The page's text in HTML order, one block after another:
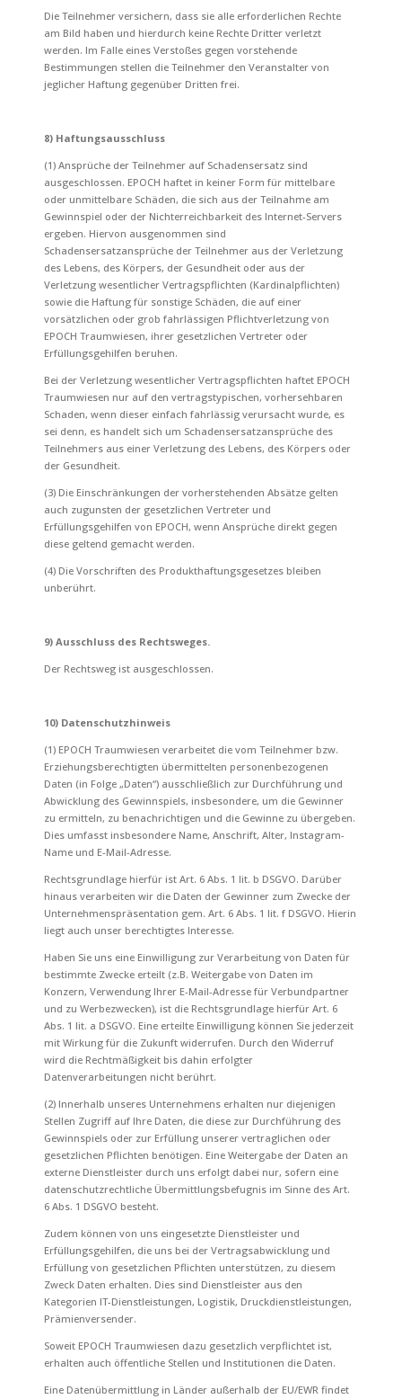
Die Teilnehmer versichern, dass sie alle erforderlichen Rechte
am Bild haben und hierdurch keine Rechte Dritter verletzt
werden. Im Falle eines Verstoßes gegen vorstehende
Bestimmungen stellen die Teilnehmer den Veranstalter von
jeglicher Haftung gegenüber Dritten frei.
8) Haftungsausschluss
(1) Ansprüche der Teilnehmer auf Schadensersatz sind
ausgeschlossen. EPOCH haftet in keiner Form für mittelbare
oder unmittelbare Schäden, die sich aus der Teilnahme am
Gewinnspiel oder der Nichterreichbarkeit des Internet-Servers
ergeben. Hiervon ausgenommen sind
Schadensersatzansprüche der Teilnehmer aus der Verletzung
des Lebens, des Körpers, der Gesundheit oder aus der
Verletzung wesentlicher Vertragspflichten (Kardinalpflichten)
sowie die Haftung für sonstige Schäden, die auf einer
vorsätzlichen oder grob fahrlässigen Pflichtverletzung von
EPOCH Traumwiesen, ihrer gesetzlichen Vertreter oder
Erfüllungsgehilfen beruhen.
Bei der Verletzung wesentlicher Vertragspflichten haftet EPOCH
Traumwiesen nur auf den vertragstypischen, vorhersehbaren
Schaden, wenn dieser einfach fahrlässig verursacht wurde, es
sei denn, es handelt sich um Schadensersatzansprüche des
Teilnehmers aus einer Verletzung des Lebens, des Körpers oder
der Gesundheit.
(3) Die Einschränkungen der vorherstehenden Absätze gelten
auch zugunsten der gesetzlichen Vertreter und
Erfüllungsgehilfen von EPOCH, wenn Ansprüche direkt gegen
diese geltend gemacht werden.
(4) Die Vorschriften des Produkthaftungsgesetzes bleiben
unberührt.
9) Ausschluss des Rechtsweges.
Der Rechtsweg ist ausgeschlossen.
10) Datenschutzhinweis
(1) EPOCH Traumwiesen verarbeitet die vom Teilnehmer bzw.
Erziehungsberechtigten übermittelten personenbezogenen
Daten (in Folge „Daten“) ausschließlich zur Durchführung und
Abwicklung des Gewinnspiels, insbesondere, um die Gewinner
zu ermitteln, zu benachrichtigen und die Gewinne zu übergeben.
Dies umfasst insbesondere Name, Anschrift, Alter, Instagram-
Name und E-Mail-Adresse.
Rechtsgrundlage hierfür ist Art. 6 Abs. 1 lit. b DSGVO. Darüber
hinaus verarbeiten wir die Daten der Gewinner zum Zwecke der
Unternehmenspräsentation gem. Art. 6 Abs. 1 lit. f DSGVO. Hierin
liegt auch unser berechtigtes Interesse.
Haben Sie uns eine Einwilligung zur Verarbeitung von Daten für
bestimmte Zwecke erteilt (z.B. Weitergabe von Daten im
Konzern, Verwendung Ihrer E-Mail-Adresse für Verbundpartner
und zu Werbezwecken), ist die Rechtsgrundlage hierfür Art. 6
Abs. 1 lit. a DSGVO. Eine erteilte Einwilligung können Sie jederzeit
mit Wirkung für die Zukunft widerrufen. Durch den Widerruf
wird die Rechtmäßigkeit bis dahin erfolgter
Datenverarbeitungen nicht berührt.
(2) Innerhalb unseres Unternehmens erhalten nur diejenigen
Stellen Zugriff auf Ihre Daten, die diese zur Durchführung des
Gewinnspiels oder zur Erfüllung unserer vertraglichen oder
gesetzlichen Pflichten benötigen. Eine Weitergabe der Daten an
externe Dienstleister durch uns erfolgt dabei nur, sofern eine
datenschutzrechtliche Übermittlungsbefugnis im Sinne des Art.
6 Abs. 1 DSGVO besteht.
Zudem können von uns eingesetzte Dienstleister und
Erfüllungsgehilfen, die uns bei der Vertragsabwicklung und
Erfüllung von gesetzlichen Pflichten unterstützen, zu diesem
Zweck Daten erhalten. Dies sind Dienstleister aus den
Kategorien IT-Dienstleistungen, Logistik, Druckdienstleistungen,
Prämienversender.
Soweit EPOCH Traumwiesen dazu gesetzlich verpflichtet ist,
erhalten auch öffentliche Stellen und Institutionen die Daten.
Eine Datenübermittlung in Länder außerhalb der EU/EWR findet